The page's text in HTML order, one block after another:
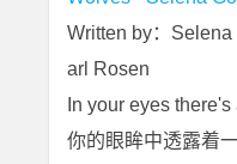
Written by：
arl Rosen
In your eyes
你的眼眸中透露着